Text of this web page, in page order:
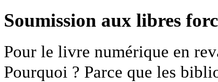
Soumission aux libres
Pour le livre numérique en
Pourquoi ? Parce que les